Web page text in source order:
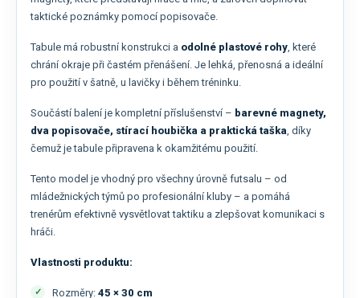
taktické poznámky pomocí popisovače.
Tabule má robustní konstrukci a odolné plastové rohy , které
chrání okraje při častém přenášení. Je lehká, přenosná a ideální
pro použití v šatně, u lavičky i během tréninku.
Součástí balení je kompletní příslušenství – barevné magnety,
dva popisovače, stírací houbička a praktická taška , díky
čemuž je tabule připravena k okamžitému použití.
Tento model je vhodný pro všechny úrovně futsalu – od
mládežnických týmů po profesionální kluby – a pomáhá
trenérům efektivně vysvětlovat taktiku a zlepšovat komunikaci s
hráči.
Vlastnosti produktu:
Rozměry: 45 × 30 cm